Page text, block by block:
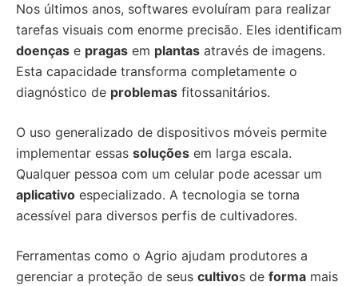
Nos últimos anos, softwares evoluíram para realizar
tarefas visuais com enorme precisão. Eles identificam
doenças e pragas em plantas através de imagens.
Esta capacidade transforma completamente o
diagnóstico de problemas fitossanitários.
O uso generalizado de dispositivos móveis permite
implementar essas soluções em larga escala.
Qualquer pessoa com um celular pode acessar um
aplicativo especializado. A tecnologia se torna
acessível para diversos perfis de cultivadores.
Ferramentas como o Agrio ajudam produtores a
gerenciar a proteção de seus cultivos de forma mais